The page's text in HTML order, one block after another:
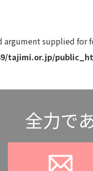
argument supplied for
tajimi.or.jp/
全力で